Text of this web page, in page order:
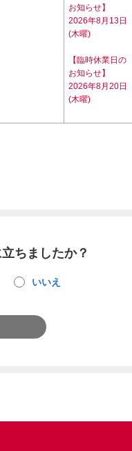
お知らせ】
2026年8月13日
(木曜)
【臨時休業日の
お知らせ】
2026年8月20日
(木曜)
ちましたか？
いいえ